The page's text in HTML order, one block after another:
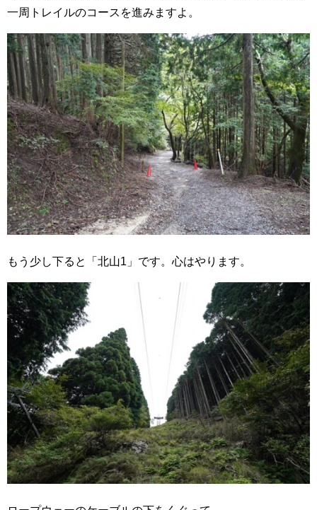
一周トレイルのコースを進みますよ。
もう少し下ると「北山1」です。心はやります。